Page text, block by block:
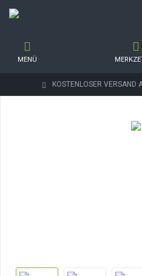
KOSTENLOSER VERSAND
MENÜ